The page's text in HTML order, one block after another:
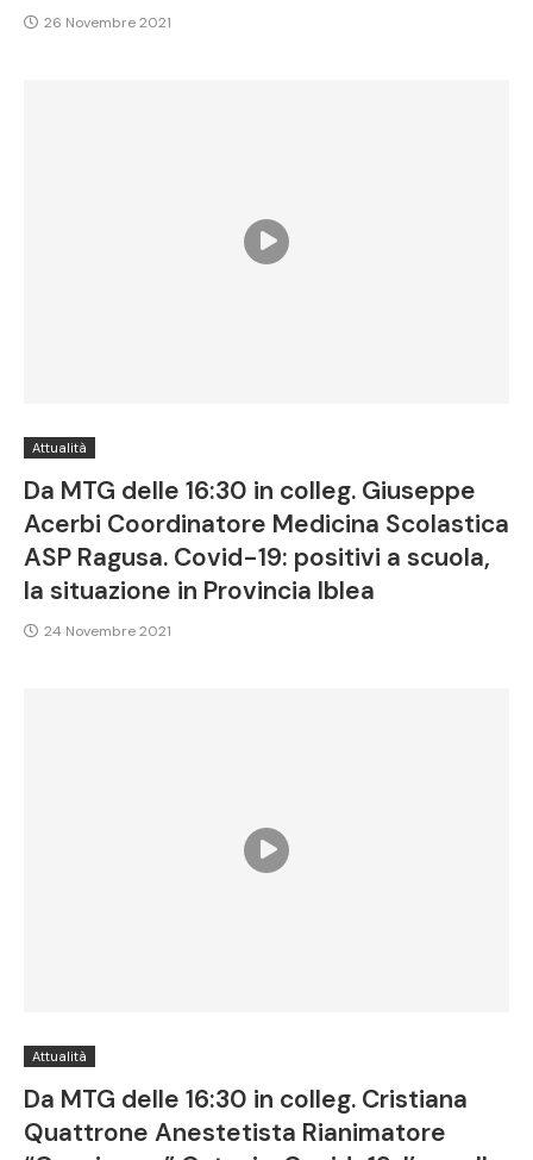
26 Novembre 2021
Attualità
Da MTG delle 16:30 in colleg. Giuseppe
Acerbi Coordinatore Medicina Scolastica
ASP Ragusa. Covid-19: positivi a scuola,
la situazione in Provincia Iblea
24 Novembre 2021
Attualità
Da MTG delle 16:30 in colleg. Cristiana
Quattrone Anestetista Rianimatore